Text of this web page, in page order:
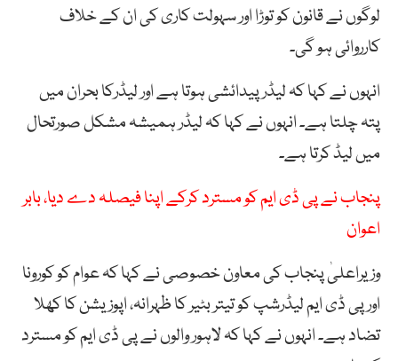
لوگوں نے قانون کو توڑا اور سہولت کاری کی ان کے خلاف
کارروائی ہو گی۔
انہوں نے کہا کہ لیڈرپیدائشی ہوتا ہے اور لیڈرکا بحران میں
پتہ چلتا ہے۔ انہوں نے کہا کہ لیڈر ہمیشہ مشکل صورتحال
میں لیڈ کرتا ہے۔
پنجاب نے پی ڈی ایم کو مسترد کرکے اپنا فیصلہ دے دیا، بابر
اعوان
وزیراعلیٰ پنجاب کی معاون خصوصی نے کہا کہ عوام کو کورونا
اورپی ڈی ایم لیڈرشپ کو تیتر بٹیر کا ظہرانہ، اپوزیشن کا کھلا
تضاد ہے۔ انہوں نے کہا کہ لاہور والوں نے پی ڈی ایم کو مسترد